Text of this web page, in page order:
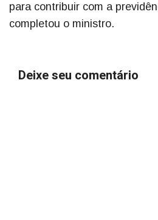
para contribuir com a
completou o ministro.
Deixe seu comentário